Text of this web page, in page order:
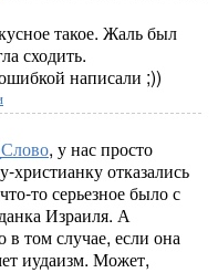
такое. Жаль был
сходить.
написали ;))
, у нас просто
христианку отказались
то серьезное было с
Израиля. А
в том случае, если она
иудаизм. Может,